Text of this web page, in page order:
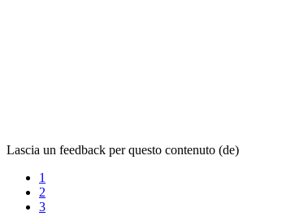
Lascia un feedback per questo contenuto (de)
1
2
3